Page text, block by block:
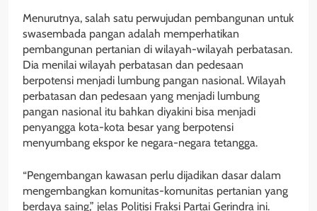
Menurutnya, salah satu perwujudan pembangunan untuk
swasembada pangan adalah memperhatikan
pembangunan pertanian di wilayah-wilayah perbatasan.
Dia menilai wilayah perbatasan dan pedesaan
berpotensi menjadi lumbung pangan nasional. Wilayah
perbatasan dan pedesaan yang menjadi lumbung
pangan nasional itu bahkan diyakini bisa menjadi
penyangga kota-kota besar yang berpotensi
menyumbang ekspor ke negara-negara tetangga.
“Pengembangan kawasan perlu dijadikan dasar dalam
mengembangkan komunitas-komunitas pertanian yang
berdaya saing,” jelas Politisi Fraksi Partai Gerindra ini.